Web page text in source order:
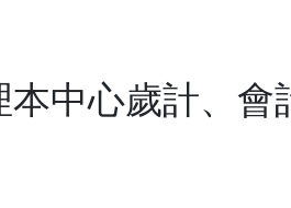
本中心歲計、會